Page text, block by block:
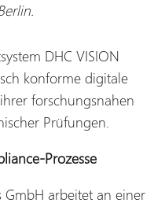
DHC VISION
konforme digitale
forschungsnahen
Prüfungen.
Prozesse
GmbH arbeitet an einer